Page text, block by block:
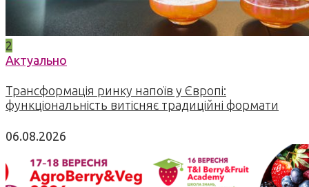
2
Актуально
Трансформація ринку напоїв у Європі:
функціональність витісняє традиційні формати
06.08.2026